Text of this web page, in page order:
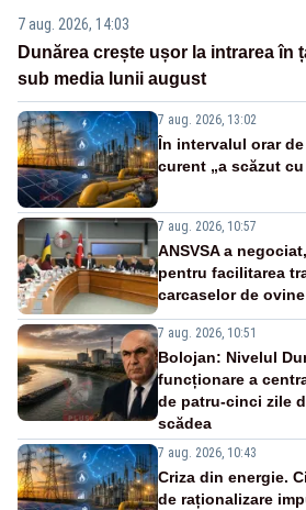
7 aug. 2026, 14:03
Dunărea crește ușor la intrarea în
sub media lunii august
7 aug. 2026, 13:02
În intervalul orar
curent „a scăzut
7 aug. 2026, 10:57
ANSVSA a
pentru facilitarea
carcaselor de
7 aug. 2026, 10:51
Bolojan: Nivelul
funcționare a
de patru-cinci zile
scădea
7 aug. 2026, 10:43
Criza din energie.
de raționalizare